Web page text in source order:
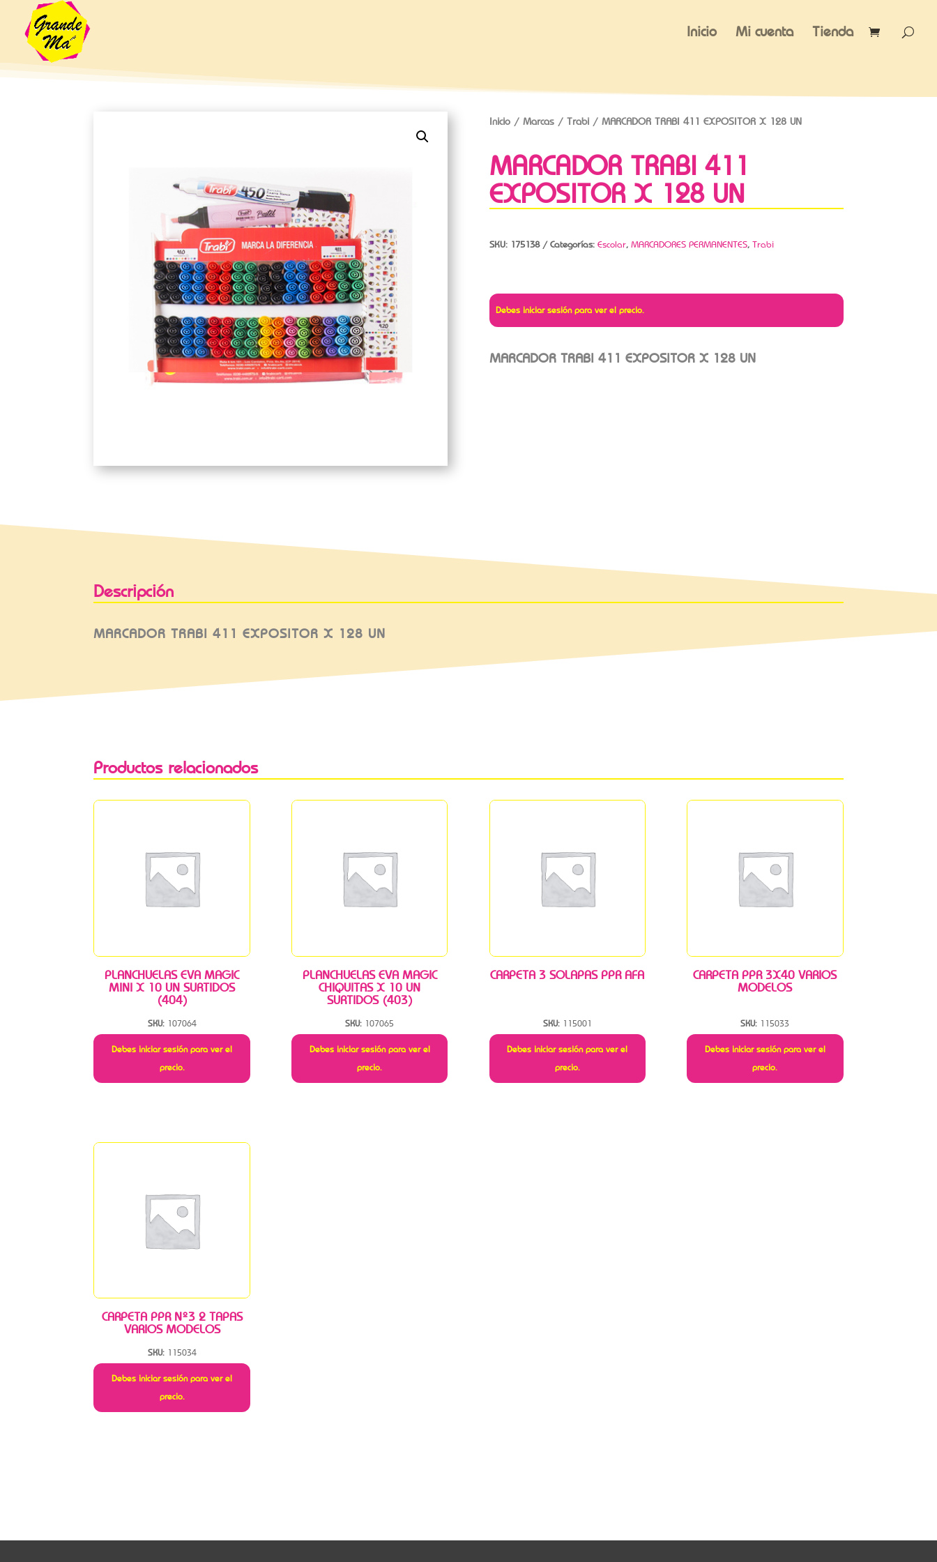
Inicio Mi cuenta Tienda
Inicio/ Marcas/ Trabi/ MARCADOR TRABI 411 EXPOSITOR X 128 UN
MARCADOR TRABI 411
EXPOSITOR X 128 UN
SKU: 175138 Categorías: Escolar, MARCADORES PERMANENTES, Trabi
Debes iniciar sesión para ver el precio.
MARCADOR TRABI 411 EXPOSITOR X 128 UN
Descripción
MARCADOR TRABI 411 EXPOSITOR X 128 UN
Productos relacionados
PLANCHUELAS EVA MAGIC
MINI X 10 UN SURTIDOS
(404)
SKU: 107064
Debes iniciar sesión para ver el
precio.
PLANCHUELAS EVA MAGIC
CHIQUITAS X 10 UN
SURTIDOS (403)
SKU: 107065
Debes iniciar sesión para ver el
precio.
CARPETA 3 SOLAPAS PPR AFA
SKU: 115001
Debes iniciar sesión para ver el
precio.
CARPETA PPR 3X40 VARIOS
MODELOS
SKU: 115033
Debes iniciar sesión para ver el
precio.
CARPETA PPR Nº3 2 TAPAS
VARIOS MODELOS
SKU: 115034
Debes iniciar sesión para ver el
precio.